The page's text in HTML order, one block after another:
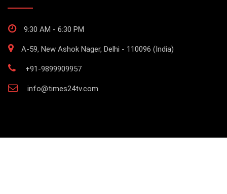
9:30 AM - 6:30 PM
A-59, New Ashok Nager, Delhi - 110096 (India)
+91-9899909957
info@times24tv.com